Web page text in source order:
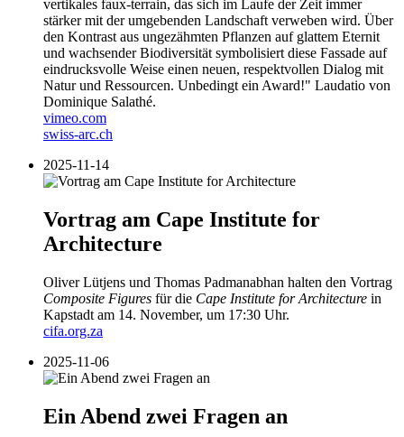
vertikales faux-terrain, das sich im Laufe der Zeit immer
stärker mit der umgebenden Landschaft verweben wird. Über
den Kontrast aus ungezähmten Pflanzen auf glattem Eternit
und wachsender Biodiversität symbolisiert diese Fassade auf
eindrucksvolle Weise einen neuen, respektvollen Dialog mit
Natur und Ressourcen. Unbedingt ein Award!" Laudatio von
Dominique Salathé.
vimeo.com
swiss-arc.ch
2025-11-14
Vortrag am Cape Institute for
Architecture
Oliver Lütjens und Thomas Padmanabhan halten den Vortrag
Composite Figures für die Cape Institute for Architecture in
Kapstadt am 14. November, um 17:30 Uhr.
cifa.org.za
2025-11-06
Ein Abend zwei Fragen an